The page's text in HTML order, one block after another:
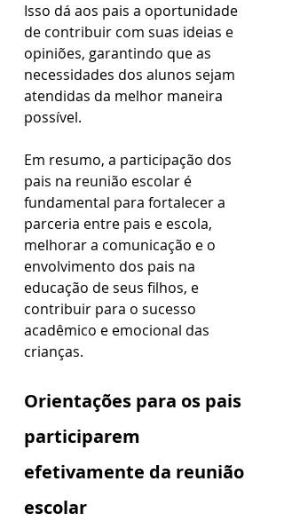
Isso dá aos pais a oportunidade
de contribuir com suas ideias e
opiniões, garantindo que as
necessidades dos alunos sejam
atendidas da melhor maneira
possível.
Em resumo, a participação dos
pais na reunião escolar é
fundamental para fortalecer a
parceria entre pais e escola,
melhorar a comunicação e o
envolvimento dos pais na
educação de seus filhos, e
contribuir para o sucesso
acadêmico e emocional das
crianças.
Orientações para os pais
participarem
efetivamente da reunião
escolar